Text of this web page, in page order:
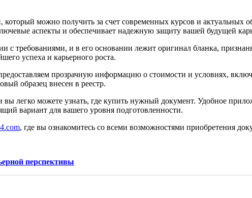
можно получить за счет современных курсов и актуальных
аспекты и обеспечивает надежную защиту вашей будущей
с требованиями, и в его основании лежит оригинал бланка,
успеха и карьерного роста.
прозрачную информацию о стоимости и условиях,
образец внесен в реестр.
легко можете узнать, где купить нужный документ. Удобное
вариант для вашего уровня подготовленности.
, где вы ознакомитесь со всеми возможностями приобретения
перспективы